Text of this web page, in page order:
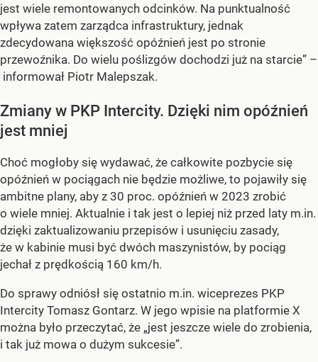
jest wiele remontowanych odcinków. Na punktualność
wpływa zatem zarządca infrastruktury, jednak
zdecydowana większość opóźnień jest po stronie
przewoźnika. Do wielu poślizgów dochodzi już na starcie” –
informował Piotr Malepszak.
Zmiany w PKP Intercity. Dzięki nim opóźnień
jest mniej
Choć mogłoby się wydawać, że całkowite pozbycie się
opóźnień w pociągach nie będzie możliwe, to pojawiły się
ambitne plany, aby z 30 proc. opóźnień w 2023 zrobić
o wiele mniej. Aktualnie i tak jest o lepiej niż przed laty m.in.
dzięki zaktualizowaniu przepisów i usunięciu zasady,
że w kabinie musi być dwóch maszynistów, by pociąg
jechał z prędkością 160 km/h.
Do sprawy odniósł się ostatnio m.in. wiceprezes PKP
Intercity Tomasz Gontarz. W jego wpisie na platformie X
można było przeczytać, że „jest jeszcze wiele do zrobienia,
i tak już mowa o dużym sukcesie”.